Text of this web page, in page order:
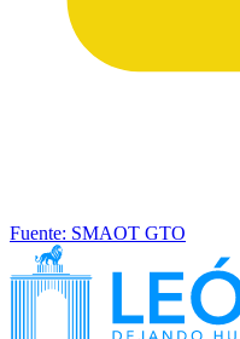
Fuente: SMAOT GTO